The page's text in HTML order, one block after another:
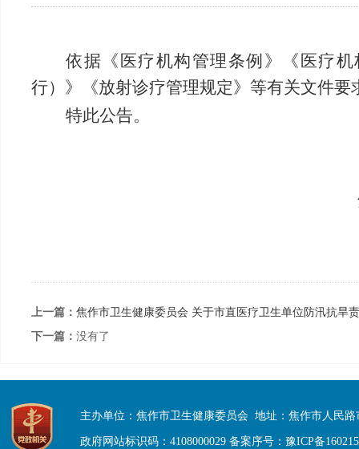
依据《医疗机构管理条例》《医疗
行）》《放射诊疗管理规定》 等有关文件要
特此公告。
焦作市
上一篇： 焦作市卫生健康委员会 关于市直医疗卫生单位防汛抗旱
下一篇： 没有了
主办单位：焦作市卫生健康委员会 地址：焦作市人民路
政府网站标识码：4108000029 备案序号： 豫ICP备